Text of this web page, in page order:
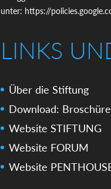
unter: https://
LINKS
Über die Stiftung
Download:
Website STIFTUNG
Website FORUM
Website